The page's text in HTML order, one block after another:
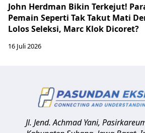
John Herdman Bikin Terkejut!
Pemain Seperti Tak Takut Mati
Lolos Seleksi, Marc Klok Dicoret?
16 Juli 2026
Jl. Jend. Achmad Yani,